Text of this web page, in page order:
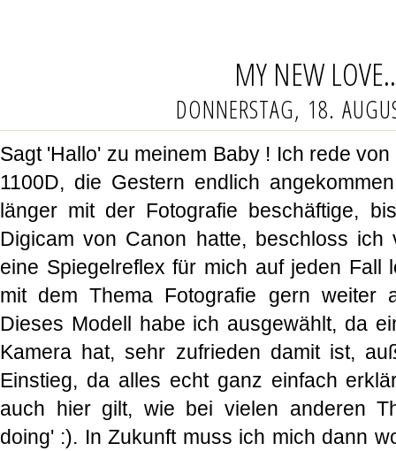
MY NEW
DONNERSTAG, 18.
Sagt 'Hallo' zu meinem Baby ! Ich rede
1100D, die Gestern endlich
länger mit der Fotografie beschäftige,
Digicam von Canon hatte, beschloss
eine Spiegelreflex für mich auf jeden Fall
mit dem Thema Fotografie gern weiter
Dieses Modell habe ich ausgewählt, da
Kamera hat, sehr zufrieden damit ist,
Einstieg, da alles echt ganz einfach
auch hier gilt, wie bei vielen anderen
doing' :). In Zukunft muss ich mich dann